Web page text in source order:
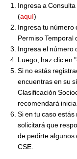
Ingresa a
(aquí)
Ingresa tu número
Permiso Temporal
Ingresa el número
Luego, haz clic en
Si no estás
encuentras en su
Clasificación
recomendará
Si en tu caso
solicitará que
de pedirte algunos
CSE.